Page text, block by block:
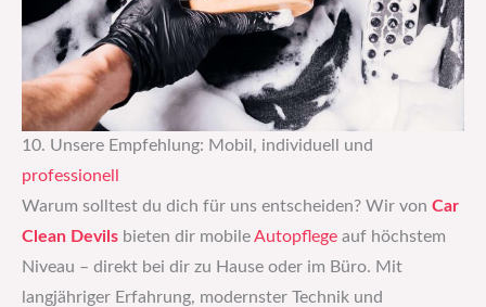
10. Unsere Empfehlung: Mobil, individuell und
professionell
Warum solltest du dich für uns entscheiden? Wir von Car
Clean Devils bieten dir mobile Autopflege auf höchstem
Niveau – direkt bei dir zu Hause oder im Büro. Mit
langjähriger Erfahrung, modernster Technik und